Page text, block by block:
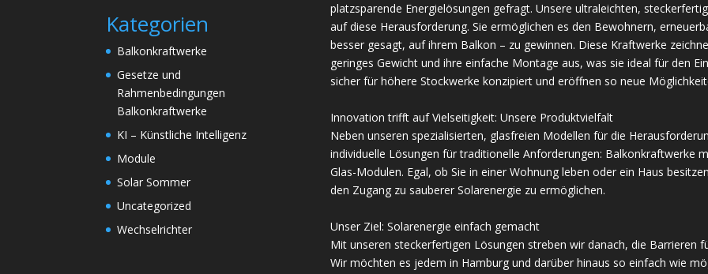
Kategorien
Balkonkraftwerke
Gesetze und
Rahmenbedingungen
Balkonkraftwerke
KI – Künstliche Intelligenz
Module
Solar Sommer
Uncategorized
Wechselrichter
platzsparende Energielösungen gefragt. Unsere ultraleichten,
auf diese Herausforderung. Sie ermöglichen es den Bewohnern,
besser gesagt, auf ihrem Balkon – zu gewinnen. Diese Kraftwerke
geringes Gewicht und ihre einfache Montage aus, was sie ideal für den
sicher für höhere Stockwerke konzipiert und eröffnen so neue
Innovation trifft auf Vielseitigkeit: Unsere Produktvielfalt
Neben unseren spezialisierten, glasfreien Modellen für die
individuelle Lösungen für traditionelle Anforderungen: Balkonkraftwerke
Glas-Modulen. Egal, ob Sie in einer Wohnung leben oder ein Haus
den Zugang zu sauberer Solarenergie zu ermöglichen.
Unser Ziel: Solarenergie einfach gemacht
Mit unseren steckerfertigen Lösungen streben wir danach, die Barrieren
Wir möchten es jedem in Hamburg und darüber hinaus so einfach wie